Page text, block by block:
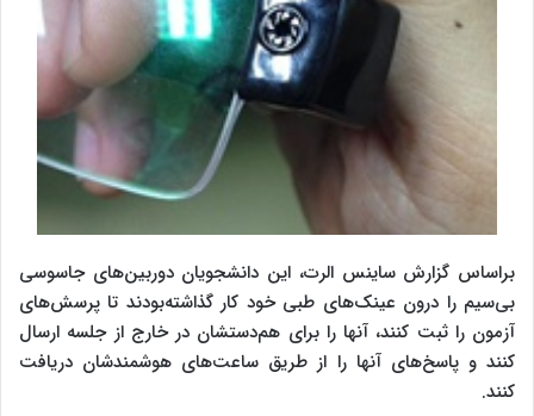
براساس گزارش ساینس الرت، این دانشجویان دوربین‌های جاسوسی
بی‌سیم را درون عینک‌های طبی خود کار گذاشته‌بودند تا پرسش‌های
آزمون را ثبت کنند، آنها را برای هم‌دستشان در خارج از جلسه ارسال
کنند و پاسخ‌های آنها را از طریق ساعت‌های هوشمندشان دریافت
کنند.